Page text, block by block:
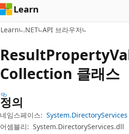
기Learn
Learn .NET API 브라우저
ResultProperty
Collection 클래스
정의
네임스페이스: System.DirectoryServices
어셈블리: System.DirectoryServices.dll